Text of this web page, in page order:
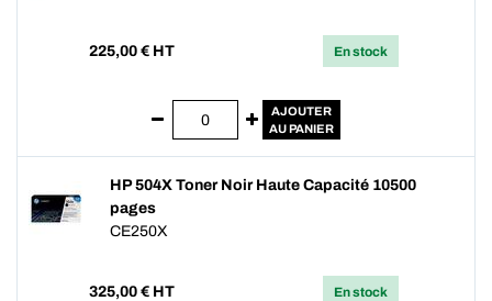
225,00 € HT En stock
AJOUTER
AU PANIER
HP 504X Toner Noir Haute Capacité 10500
pages
CE250X
325,00 € HT En stock